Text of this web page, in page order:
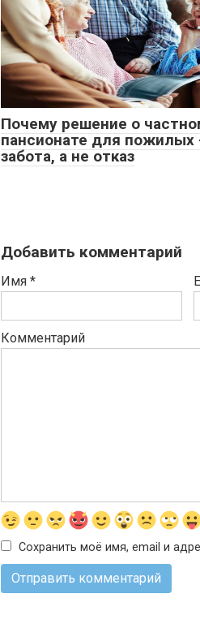
Почему решение о
пансионате для пожилых
забота, а не отказ
Добавить комментарий
Имя *
Комментарий
Сохранить моё имя, email и